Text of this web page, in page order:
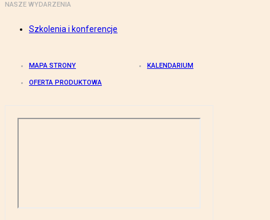
NASZE WYDARZENIA
Szkolenia i konferencje
MAPA STRONY KALENDARIUM
OFERTA PRODUKTOWA